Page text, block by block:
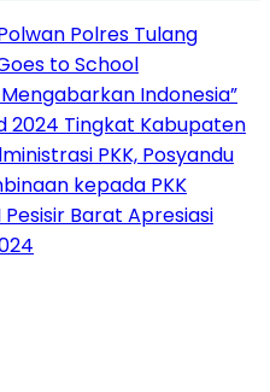
Polres Tulang
to School
Indonesia”
2024 Tingkat Kabupaten
PKK, Posyandu
kepada PKK
Pesisir Barat Apresiasi